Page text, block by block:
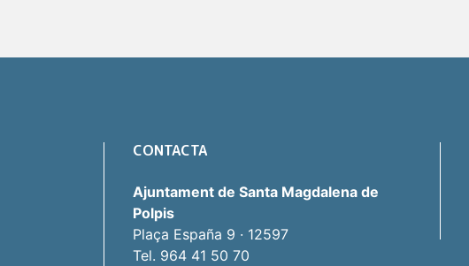
CONTACTA
Ajuntament de Santa Magdalena de
Polpis
Plaça España 9 · 12597
Tel. 964 41 50 70